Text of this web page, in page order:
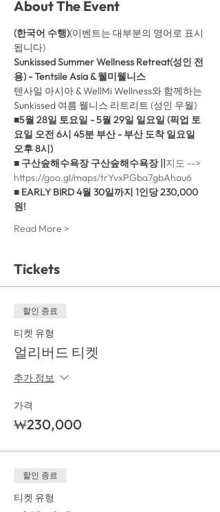
About The Event
(한국어 수행)(이벤트는 대부분의 영어로 표시
됩니다)
Sunkissed Summer Wellness Retreat(성인 전
용) - Tentsile Asia & 웰미웰니스
텐사일 아시아 & WellMi Wellness와 함께하는
Sunkissed 여름 웰니스 리트리트 (성인 우월)
■5월 28일 토요일 - 5월 29일 일요일 (픽업 토
요일 오전 6시 45분 부산 - 부산 도착 일요일
오후 8시)
■ 구산숲해수욕장 구산숲해수욕장 ||지도 -->
https://goo.gl/maps/trYvxPGba7gbAhau6
■ EARLY BIRD 4월 30일까지 1인당 230,000
원!
Read More >
Tickets
할인 종료
티켓 유형
얼리버드 티켓
추가 정보
가격
₩230,000
할인 종료
티켓 유형